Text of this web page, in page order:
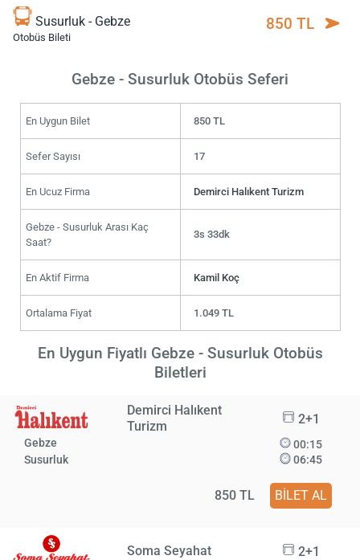
Susurluk - Gebze
Otobüs Bileti
850 TL
Gebze - Susurluk Otobüs Seferi
En Uygun Bilet 850 TL
Sefer Sayısı 17
En Ucuz Firma Demirci Halıkent Turizm
Gebze - Susurluk Arası Kaç
Saat?
3s 33dk
En Aktif Firma Kamil Koç
Ortalama Fiyat 1.049 TL
En Uygun Fiyatlı Gebze - Susurluk Otobüs
Biletleri
Demirci Halıkent
Turizm
2+1
Gebze
Susurluk
00:15
06:45
850 TL BİLET AL
Soma Seyahat 2+1